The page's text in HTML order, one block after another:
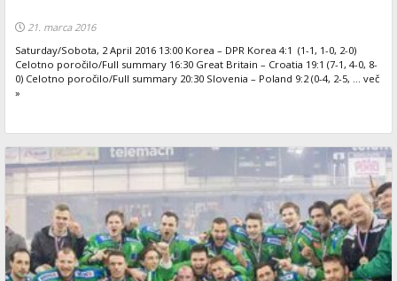
21. marca 2016
Saturday/Sobota, 2 April 2016 13:00 Korea – DPR Korea 4:1 (1-1, 1-0, 2-0)
Celotno poročilo/Full summary 16:30 Great Britain – Croatia 19:1 (7-1, 4-0, 8-
0) Celotno poročilo/Full summary 20:30 Slovenia – Poland 9:2 (0-4, 2-5, ... več
»